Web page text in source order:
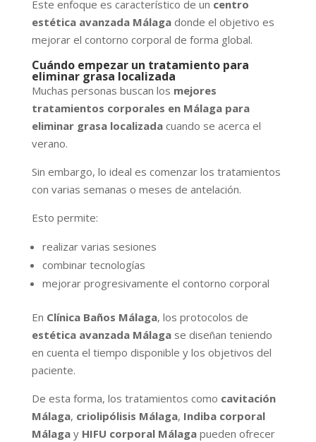
Este enfoque es característico de un centro
estética avanzada Málagadonde el objetivo es
mejorar el contorno corporal de forma global.
Cuándo empezar un tratamiento para
eliminar grasa localizada
Muchas personas buscan los mejores
tratamientos corporales en Málaga para
eliminar grasa localizadacuando se acerca el
verano.
Sin embargo, lo ideal es comenzar los tratamientos
con varias semanas o meses de antelación.
Esto permite:
realizar varias sesiones
combinar tecnologías
mejorar progresivamente el contorno corporal
En Clínica Baños Málaga, los protocolos de
estética avanzada Málagase diseñan teniendo
en cuenta el tiempo disponible y los objetivos del
paciente.
De esta forma, los tratamientos como cavitación
Málaga, criolipólisis Málaga, Indiba corporal
Málagay HIFU corporal Málagapueden ofrecer